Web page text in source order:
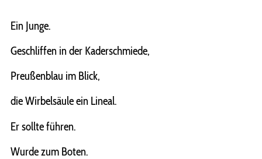
Ein Junge.
Geschliffen in der Kaderschmiede,
Preußenblau im Blick,
die Wirbelsäule ein Lineal.
Er sollte führen.
Wurde zum Boten.